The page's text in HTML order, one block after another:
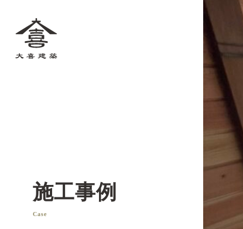
施工事例
Case